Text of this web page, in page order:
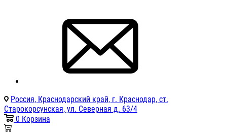
Россия, Краснодарский край, г. Краснодар, ст.
Старокорсунская, ул. Северная д. 63/4
0 Корзина